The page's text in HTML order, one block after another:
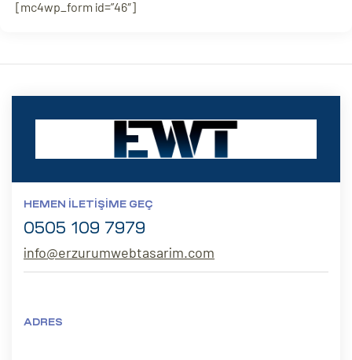
[mc4wp_form id=”46″]
HEMEN İLETIŞIME GEÇ
0505 109 7979
info@erzurumwebtasarim.com
ADRES